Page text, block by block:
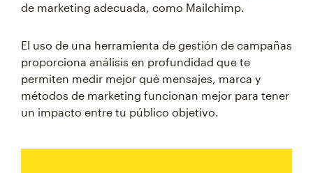
de marketing adecuada, como Mailchimp.
El uso de una herramienta de gestión de campañas
proporciona análisis en profundidad que te
permiten medir mejor qué mensajes, marca y
métodos de marketing funcionan mejor para tener
un impacto entre tu público objetivo.